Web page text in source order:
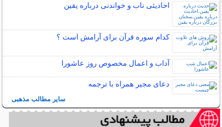
احادیثی ناب و خواندنی درباره یقین
کدام سوره قرآن برای آرامش است ؟
آداب و اعمال مخصوص روز عاشورا
دعای مجیر همراه با ترجمه
سایر مطالب مذهبی